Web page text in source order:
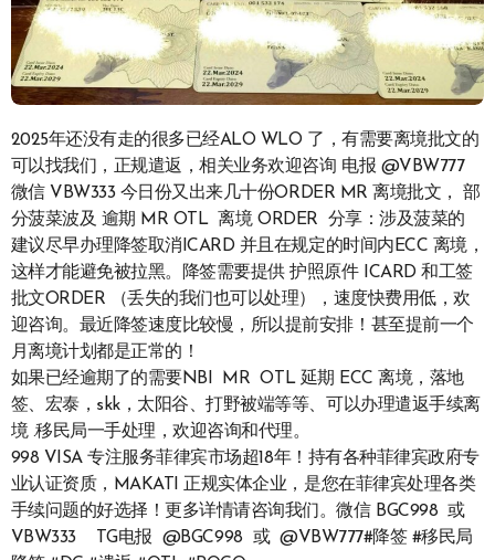
2025年还没有走的很多已经ALO WLO 了，有需要离境批文的
可以找我们，正规遣返，相关业务欢迎咨询 电报 @VBW777
微信 VBW333 今日份又出来几十份ORDER MR 离境批文， 部
分菠菜波及 逾期 MR OTL 离境 ORDER 分享：涉及菠菜的
建议尽早办理降签取消ICARD 并且在规定的时间内ECC 离境，
这样才能避免被拉黑。降签需要提供 护照原件 ICARD 和工签
批文ORDER （丢失的我们也可以处理），速度快费用低，欢
迎咨询。最近降签速度比较慢，所以提前安排！甚至提前一个
月离境计划都是正常的！
如果已经逾期了的需要NBI MR OTL 延期 ECC 离境，落地
签、宏泰，skk，太阳谷、打野被端等等、可以办理遣返手续离
境 .移民局一手处理，欢迎咨询和代理。
998 VISA 专注服务菲律宾市场超18年！持有各种菲律宾政府专
业认证资质，MAKATI 正规实体企业，是您在菲律宾处理各类
手续问题的好选择！更多详情请咨询我们。微信 BGC998 或
VBW333 TG电报 @BGC998 或 @VBW777#降签 #移民局